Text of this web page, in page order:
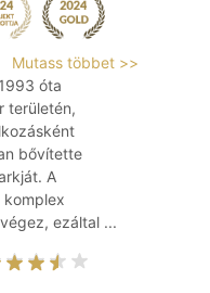
Mutass többet >>
óta
területén,
bővítette
A
komplex
ezáltal ...